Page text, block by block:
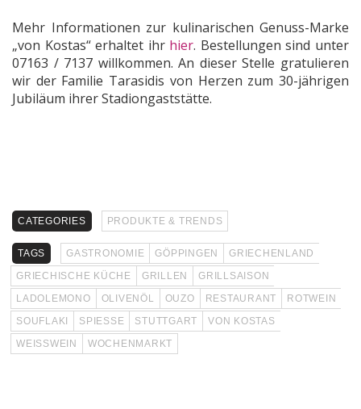
Mehr Informationen zur kulinarischen Genuss-Marke
„von Kostas“ erhaltet ihr hier. Bestellungen sind unter
07163 / 7137 willkommen. An dieser Stelle gratulieren
wir der Familie Tarasidis von Herzen zum 30-jährigen
Jubiläum ihrer Stadiongaststätte.
CATEGORIES PRODUKTE & TRENDS
TAGS GASTRONOMIE GÖPPINGEN
GRIECHENLAND
GRIECHISCHE KÜCHE
GRILLEN
GRILLSAISON
LADOLEMONO
OLIVENÖL OUZO RESTAURANT
ROTWEIN
SOUFLAKI
SPIESSE STUTTGART
VON KOSTAS
WEISSWEIN
WOCHENMARKT